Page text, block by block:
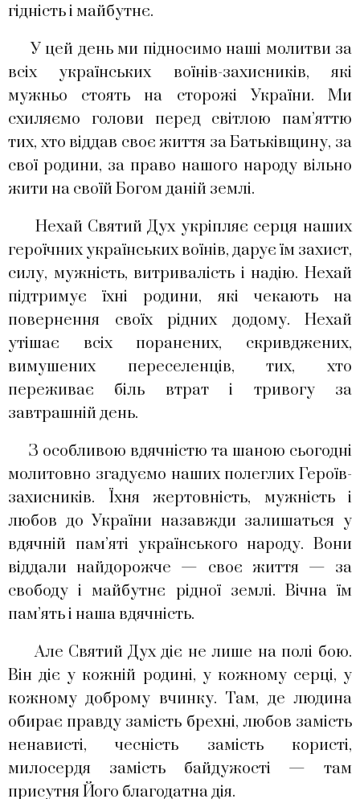
гідність і майбутнє.
У цей день ми підносимо наші молитви за
всіх українських воїнів-захисників, які
мужньо стоять на сторожі України. Ми
схиляємо голови перед світлою пам’яттю
тих, хто віддав своє життя за Батьківщину, за
свої родини, за право нашого народу вільно
жити на своїй Богом даній землі.
Нехай Святий Дух укріпляє серця наших
героїчних українських воїнів, дарує їм захист,
силу, мужність, витривалість і надію. Нехай
підтримує їхні родини, які чекають на
повернення своїх рідних додому. Нехай
утішає всіх поранених, скривджених,
вимушених переселенців, тих, хто
переживає біль втрат і тривогу за
завтрашній день.
З особливою вдячністю та шаною сьогодні
молитовно згадуємо наших полеглих Героїв-
захисників. Їхня жертовність, мужність і
любов до України назавжди залишаться у
вдячній пам’яті українського народу. Вони
віддали найдорожче — своє життя — за
свободу і майбутнє рідної землі. Вічна їм
пам’ять і наша вдячність.
Але Святий Дух діє не лише на полі бою.
Він діє у кожній родині, у кожному серці, у
кожному доброму вчинку. Там, де людина
обирає правду замість брехні, любов замість
ненависті, чесність замість користі,
милосердя замість байдужості — там
присутня Його благодатна дія.